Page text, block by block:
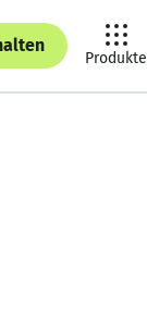
Produkte